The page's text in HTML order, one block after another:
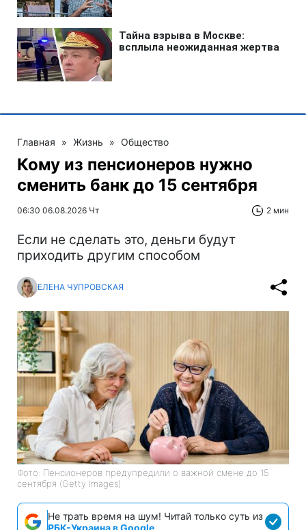
Главная » Жизнь » Общество
Кому из пенсионеров нужно
сменить банк до 15 сентября
06:30 06.08.2026 Чт 2 мин
Если не сделать это, деньги будут
приходить другим способом
ЕЛЕНА ЧУПРОВСКАЯ
Фото: Пенсионеров предупредили о важной смене до 15
сентября (Getty Images)
Не трать время на шум! Читай только суть из
РБК-Украина в Google